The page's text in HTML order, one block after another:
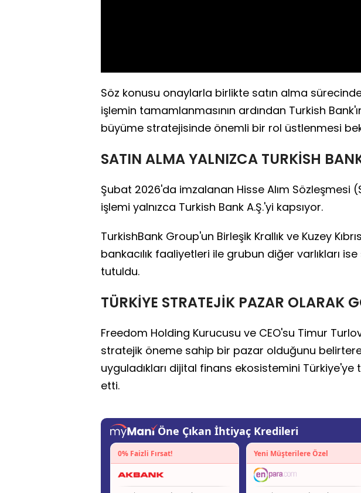
Söz konusu onaylarla birlikte satın alma
işlemin tamamlanmasının ardından Turkish
büyüme stratejisinde önemli bir rol üstlenmesi
SATIN ALMA YALNIZCA TURKİSH
Şubat 2026'da imzalanan Hisse Alım Sözleşmesi
işlemi yalnızca Turkish Bank A.Ş.'yi kapsıyor.
TurkishBank Group'un Birleşik Krallık ve Kuzey
bankacılık faaliyetleri ile grubun diğer varlıkları
tutuldu.
TÜRKİYE STRATEJİK PAZAR OLARAK
Freedom Holding Kurucusu ve CEO'su Timur
stratejik öneme sahip bir pazar olduğunu
uyguladıkları dijital finans ekosistemini Türkiye'ye
etti.